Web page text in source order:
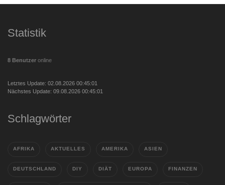
Statistik
8 Benutzer online
Letztes Update: 02.08.2026 00:45:01
Nächstes Update: 09.08.2026 00:45:01
Schlagwörter
AFRIKA AKTUELLES AMERIKA ASIEN
DEUTSCHLAND DIY DIÄT EUROPA FINANZEN